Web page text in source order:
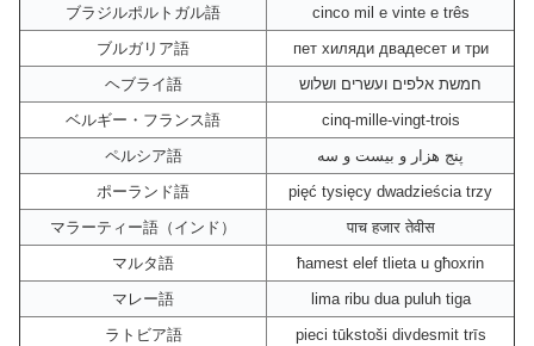
ブラジルポルトガル語
cinco mil e vinte e três
ブルガリア語
пет хиляди двадесет и три
ヘブライ語
חמשת אלפים ועשרים ושלוש
ベルギー・フランス語
cinq-mille-vingt-trois
ペルシア語
پنج هزار و بیست و سه
ポーランド語
pięć tysięcy dwadzieścia trzy
マラーティー語（インド）
पाच हजार तेवीस
マルタ語
ħamest elef tlieta u għoxrin
マレー語
lima ribu dua puluh tiga
ラトビア語
pieci tūkstoši divdesmit trīs